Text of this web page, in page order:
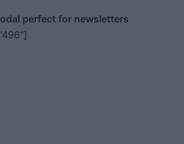
perfect for newsletters